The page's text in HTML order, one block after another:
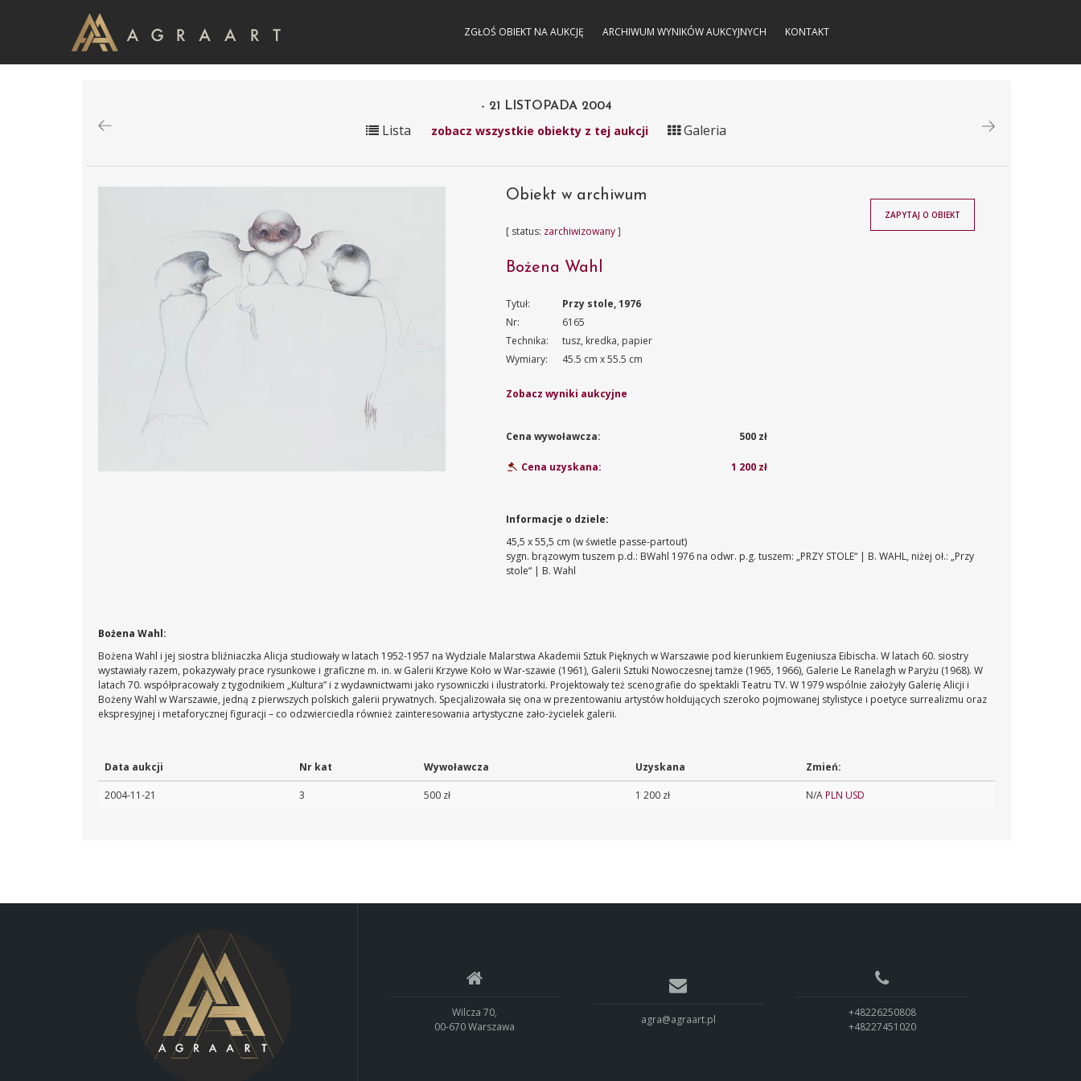
ZGŁOŚ OBIEKT NA AUKCJĘ ARCHIWUM WYNIKÓW AUKCYJNYCH KONTAKT
- 21 LISTOPADA 2004
Lista zobacz wszystkie obiekty z tej aukcji Galeria
Obiekt w archiwum
[ status: zarchiwizowany]
Bożena Wahl
Tytuł:
Przy stole, 1976
Nr:
6165
Technika:
tusz, kredka, papier
Wymiary:
45.5 cm x 55.5 cm
Zobacz wyniki aukcyjne
Cena wywoławcza: 500 zł
Cena uzyskana: 1 200 zł
ZAPYTAJ O OBIEKT
Informacje o dziele:
45,5 x 55,5 cm (w świetle passe-partout)
sygn. brązowym tuszem p.d.: BWahl 1976 na odwr. p.g. tuszem: „PRZY STOLE“ | B. WAHL, niżej oł.: „Przy
stole“ | B. Wahl
Bożena Wahl:
Bożena Wahl i jej siostra bliźniaczka Alicja studiowały w latach 1952-1957 na Wydziale Malarstwa Akademii Sztuk Pięknych w Warszawie pod kierunkiem Eugeniusza Eibischa. W latach 60. siostry
wystawiały razem, pokazywały prace rysunkowe i graficzne m. in. w Galerii Krzywe Koło w War-szawie (1961), Galerii Sztuki Nowoczesnej tamże (1965, 1966), Galerie Le Ranelagh w Paryżu (1968). W
latach 70. współpracowały z tygodnikiem „Kultura” i z wydawnictwami jako rysowniczki i ilustratorki. Projektowały też scenografie do spektakli Teatru TV. W 1979 wspólnie założyły Galerię Alicji i
Bożeny Wahl w Warszawie, jedną z pierwszych polskich galerii prywatnych. Specjalizowała się ona w prezentowaniu artystów hołdujących szeroko pojmowanej stylistyce i poetyce surrealizmu oraz
ekspresyjnej i metaforycznej figuracji – co odzwierciedla również zainteresowania artystyczne zało-życielek galerii.
Data aukcji Nr kat Wywoławcza Uzyskana Zmień:
2004-11-21 3 500 zł 1 200 zł N/APLN USD
Wilcza 70,
00-670 Warszawa
agra@agraart.pl
+48226250808
+48227451020